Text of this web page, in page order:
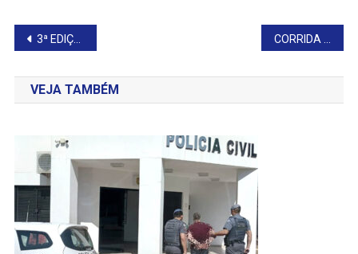
Navegação
de
Post
3ª EDIÇÃO DA TAGUAÍ RUN DESTACA INTEGRAÇÃO E PARTICIPAÇÃO REGIONAL
VEJA TAMBÉM